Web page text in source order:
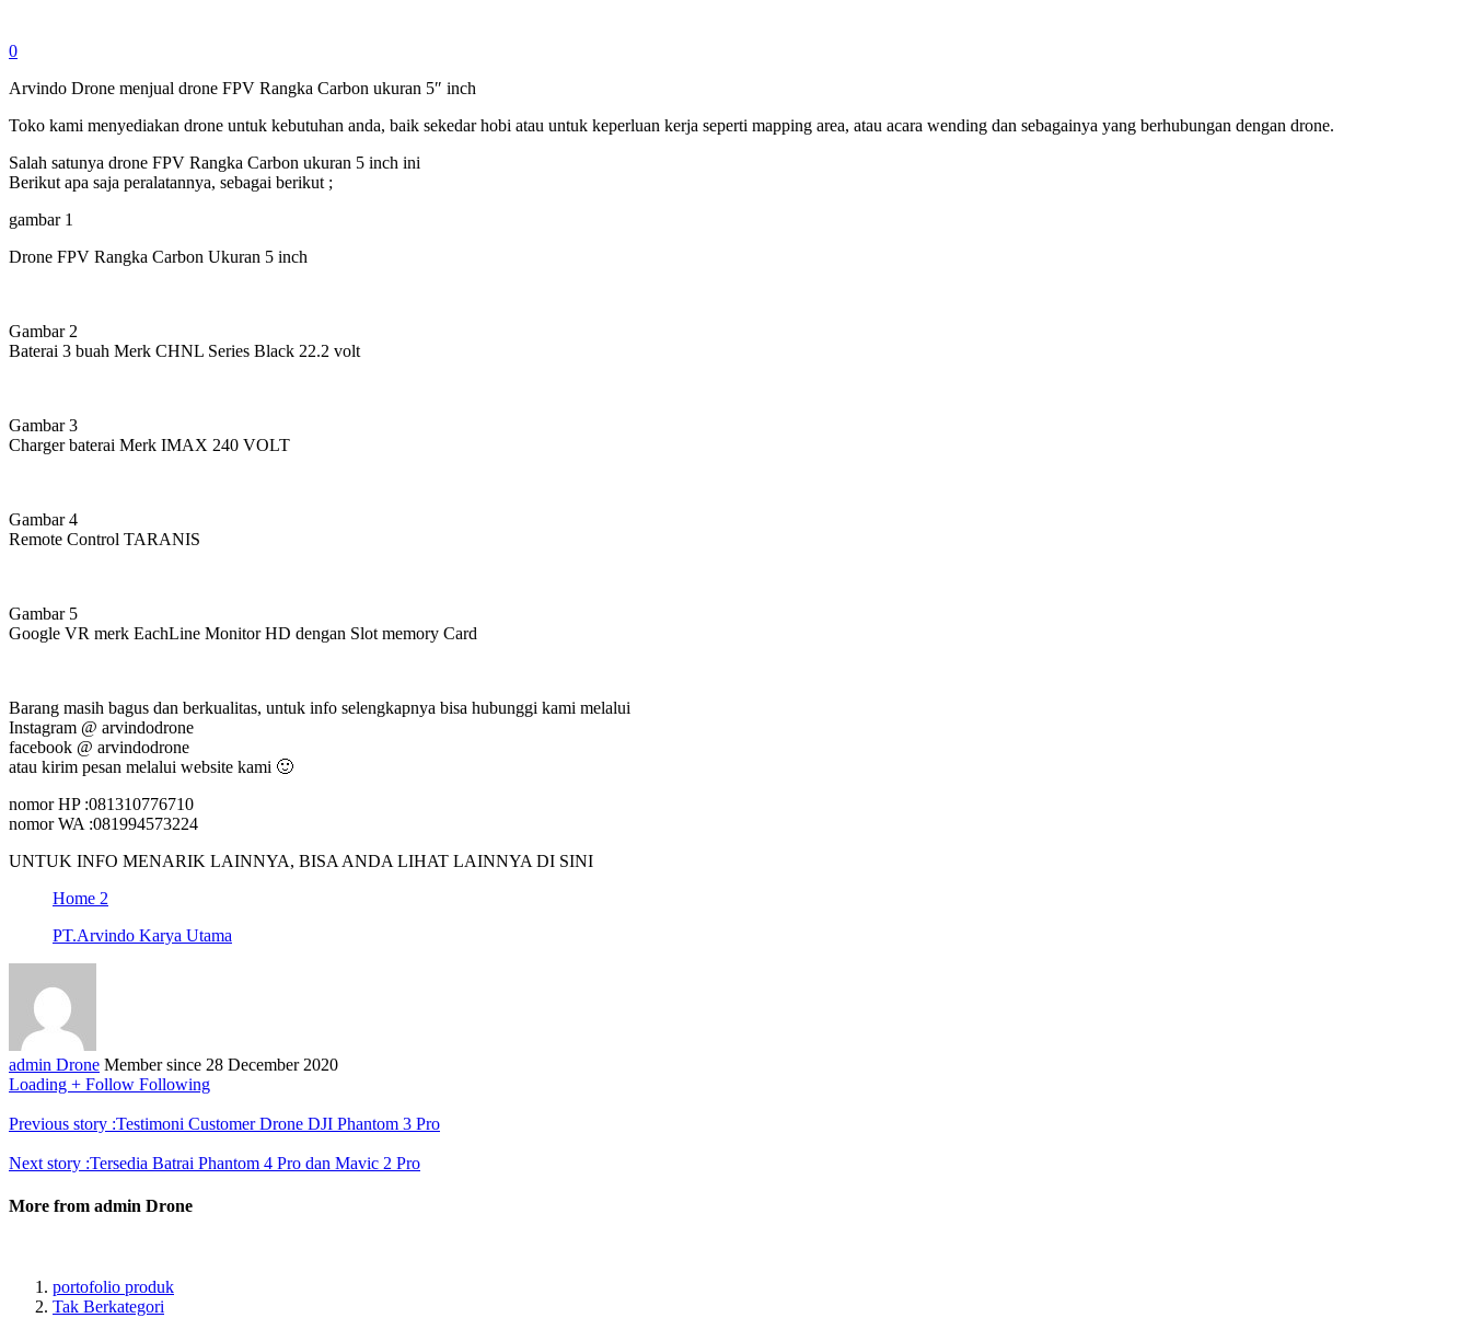
0
Arvindo Drone menjual drone FPV Rangka Carbon ukuran 5″ inch
Toko kami menyediakan drone untuk kebutuhan anda, baik sekedar hobi atau untuk keperluan kerja seperti mapping area, atau acara wending dan sebagainya yang berhubungan dengan drone.
Salah satunya drone FPV Rangka Carbon ukuran 5 inch ini
Berikut apa saja peralatannya, sebagai berikut ;
gambar 1
Drone FPV Rangka Carbon Ukuran 5 inch
Gambar 2
Baterai 3 buah Merk CHNL Series Black 22.2 volt
Gambar 3
Charger baterai Merk IMAX 240 VOLT
Gambar 4
Remote Control TARANIS
Gambar 5
Google VR merk EachLine Monitor HD dengan Slot memory Card
Barang masih bagus dan berkualitas, untuk info selengkapnya bisa hubunggi kami melalui
Instagram @ arvindodrone
facebook @ arvindodrone
atau kirim pesan melalui website kami 🙂
nomor HP :081310776710
nomor WA :081994573224
UNTUK INFO MENARIK LAINNYA, BISA ANDA LIHAT LAINNYA DI SINI
Home 2
PT.Arvindo Karya Utama
admin Drone Member since 28 December 2020
Loading + Follow Following
Previous story :Testimoni Customer Drone DJI Phantom 3 Pro
Next story :Tersedia Batrai Phantom 4 Pro dan Mavic 2 Pro
More from admin Drone
portofolio produk
Tak Berkategori